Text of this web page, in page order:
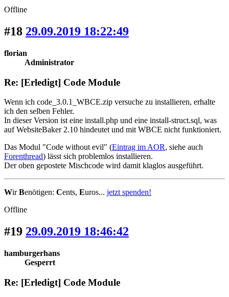
Offline
#18 29.09.2019 18:22:49
florian
Administrator
Re: [Erledigt] Code Module
Wenn ich code_3.0.1_WBCE.zip versuche zu installieren, erhalte
ich den selben Fehler.
In dieser Version ist eine install.php und eine install-struct.sql, was
auf WebsiteBaker 2.10 hindeutet und mit WBCE nicht funktioniert.
Das Modul "Code without evil" (Eintrag im AOR, siehe auch
Forenthread) lässt sich problemlos installieren.
Der oben gepostete Mischcode wird damit klaglos ausgeführt.
WirBenötigen: Cents, Euros... jetzt spenden!
Offline
#19 29.09.2019 18:46:42
hamburgerhans
Gesperrt
Re: [Erledigt] Code Module